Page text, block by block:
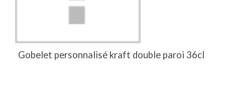
Gobelet personnalisé kraft double paroi 36cl